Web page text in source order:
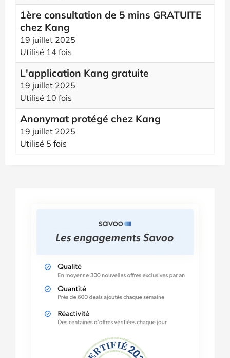
1ère consultation de 5 mins GRATUITE
chez Kang
19 juillet 2025
Utilisé 14 fois
L'application Kang gratuite
19 juillet 2025
Utilisé 10 fois
Anonymat protégé chez Kang
19 juillet 2025
Utilisé 5 fois